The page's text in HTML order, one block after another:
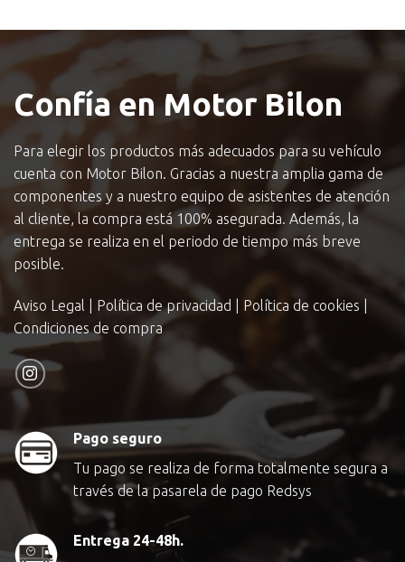
Confía en Motor Bilon
Para elegir los productos más adecuados para su vehículo
cuenta con Motor Bilon. Gracias a nuestra amplia gama de
componentes y a nuestro equipo de asistentes de atención
al cliente, la compra está 100% asegurada. Además, la
entrega se realiza en el periodo de tiempo más breve
posible.
Aviso Legal Política de privacidad Política de cookies
Condiciones de compra
Pago seguro
Tu pago se realiza de forma totalmente segura a
través de la pasarela de pago Redsys
Entrega 24-48h.